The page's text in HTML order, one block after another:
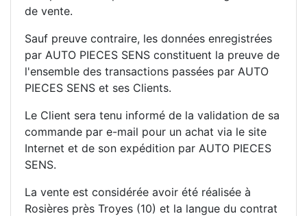
de vente.
Sauf preuve contraire, les données enregistrées
par AUTO PIECES SENS constituent la preuve de
l'ensemble des transactions passées par AUTO
PIECES SENS et ses Clients.
Le Client sera tenu informé de la validation de sa
commande par e-mail pour un achat via le site
Internet et de son expédition par AUTO PIECES
SENS.
La vente est considérée avoir été réalisée à
Rosières près Troyes (10) et la langue du contrat